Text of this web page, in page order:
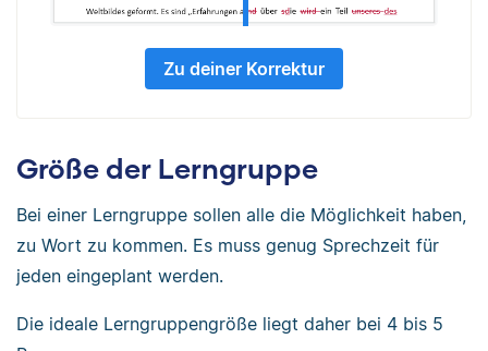
Zu deiner Korrektur
Größe der Lerngruppe
Bei einer Lerngruppe sollen alle die Möglichkeit haben,
zu Wort zu kommen. Es muss genug Sprechzeit für
jeden eingeplant werden.
Die ideale Lerngruppengröße liegt daher bei 4 bis 5